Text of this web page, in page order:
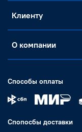
Клиенту
О компании
Способы оплаты
Спопосбы доставки